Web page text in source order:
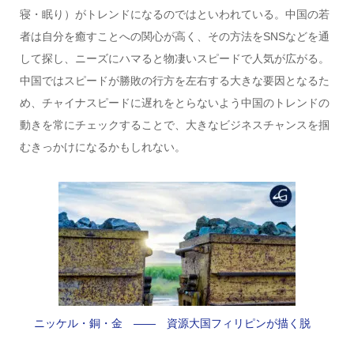
寝・眠り）がトレンドになるのではといわれている。中国の若
者は自分を癒すことへの関心が高く、その方法をSNSなどを通
して探し、ニーズにハマると物凄いスピードで人気が広がる。
中国ではスピードが勝敗の行方を左右する大きな要因となるた
め、チャイナスピードに遅れをとらないよう中国のトレンドの
動きを常にチェックすることで、大きなビジネスチャンスを掴
むきっかけになるかもしれない。
ニッケル・銅・金 —— 資源大国フィリピンが描く脱